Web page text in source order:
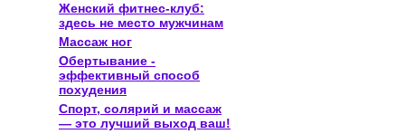
Женский фитнес-клуб:
здесь не место мужчинам
Массаж ног
Обертывание -
эффективный способ
похудения
Спорт, солярий и массаж
— это лучший выход ваш!